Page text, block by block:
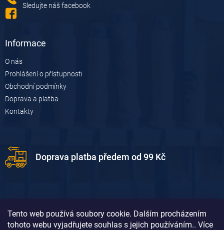
Tento web používá soubory cookie. Dalším procházením
tohoto webu vyjadřujete souhlas s jejich používáním.. Více
Sledujte náš facebook
Informace
O nás
Prohlášení o přístupnosti
Obchodní podmínky
Doprava a platba
Kontakty
Doprava platba předem od 99 Kč